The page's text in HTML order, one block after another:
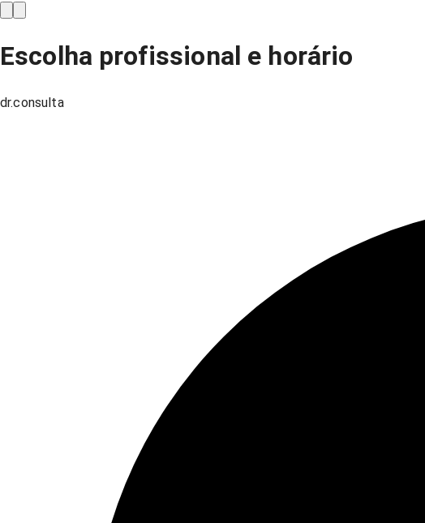
Escolha profissional e horário
dr.consulta